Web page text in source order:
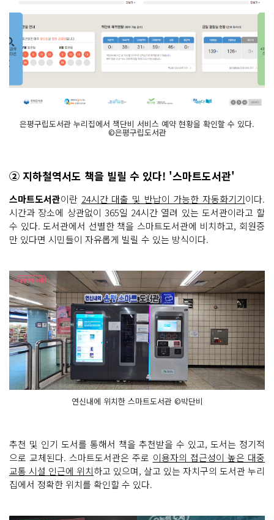
은평구립도서관 누리집에서 책단비 서비스 예약 현황을 확인할 수 있다.
©은평구립도서관
② 지하철역서도 책을 빌릴 수 있다! '스마트도서관'
스마트도서관이란 24시간 대출 및 반납이 가능한 자동화기기이다.
시간과 장소에 상관없이 365일 24시간 열려 있는 도서관이라고 할
수 있다. 도서관에서 선별한 책을 스마트도서관에 비치하고, 회원증
만 있다면 시민들이 자유롭게 빌릴 수 있는 방식이다.
연신내에 위치한 스마트도서관 ©박단비
추천 및 인기 도서를 통해서 책을 추천받을 수 있고, 도서는 정기적
으로 교체된다. 스마트도서관은 주로 이용자의 접근성이 높은 대중
교통 시설 인근에 위치하고 있으며, 살고 있는 자치구의 도서관 누리
집에서 정확한 위치를 확인할 수 있다.